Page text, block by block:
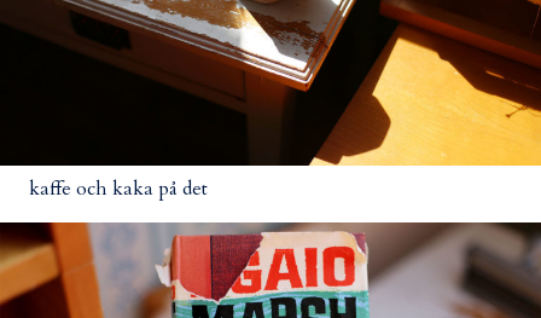
kaffe och kaka på det